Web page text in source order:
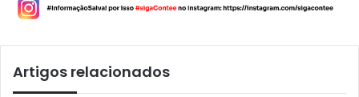
Artigos relacionados